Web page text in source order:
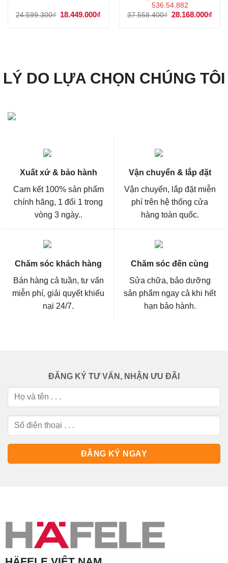
24.599.300₫
Giá
18.449.000₫
536.54.882
37.558.400₫ Giá
28.168.000₫
LÝ DO LỰA CHỌN CHÚNG TÔI
Xuất xứ & bảo hành
Cam kết 100% sản phẩm
chính hãng, 1 đổi 1 trong
vòng 3 ngày..
Vận chuyển & lắp đặt
Vận chuyển, lắp đặt miễn
phí trên hệ thống cửa
hàng toàn quốc.
Chăm sóc khách hàng
Bán hàng cả tuần, tư vấn
miễn phí, giải quyết khiếu
nại 24/7.
Chăm sóc đến cùng
Sửa chữa, bảo dưỡng
sản phẩm ngay cả khi hết
hạn bảo hành.
ĐĂNG KÝ TƯ VẤN, NHẬN ƯU ĐÃI